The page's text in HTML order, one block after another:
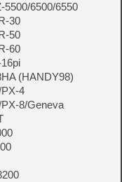
6500/6550
30
50
60
(HANDY98)
4
8/Geneva